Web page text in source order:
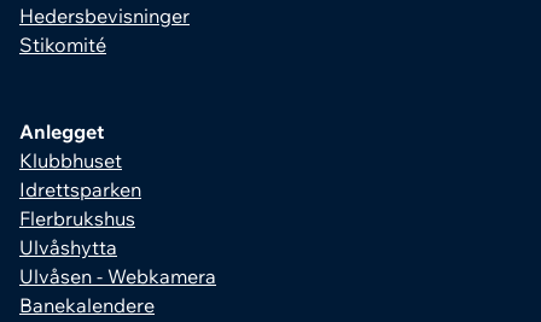
Hedersbevisninger
Stikomité
Anlegget
Klubbhuset
Idrettsparken
Flerbrukshus
Ulvåshytta
Ulvåsen - Webkamera
Banekalendere